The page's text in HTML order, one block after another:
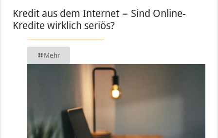
Kredit aus dem Internet − Sind Online-
Kredite wirklich seriös?
Mehr